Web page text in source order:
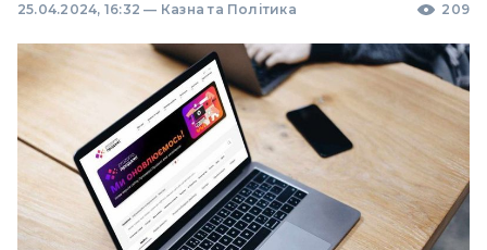
25.04.2024, 16:32 — Казна та Політика 209